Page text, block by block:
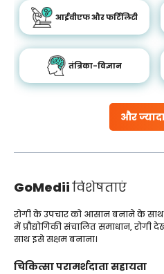
और
आईवीएफ और फर्टिलिटी
तंत्रिका-विज्ञान
GoMediiविशेषताएं
रोगी के उपचार को आसान बनाने के
में प्रौद्योगिकी संचालित समाधान, रोगी
साथ इसे सक्षम बनाना।
चिकित्सा परामर्शदाता सहायता